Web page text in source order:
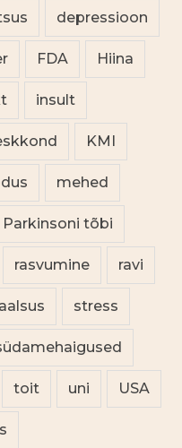
depressioon
FDA Hiina
insult
KMI
mehed
Parkinsoni tõbi
rasvumine ravi
stress
toit uni USA